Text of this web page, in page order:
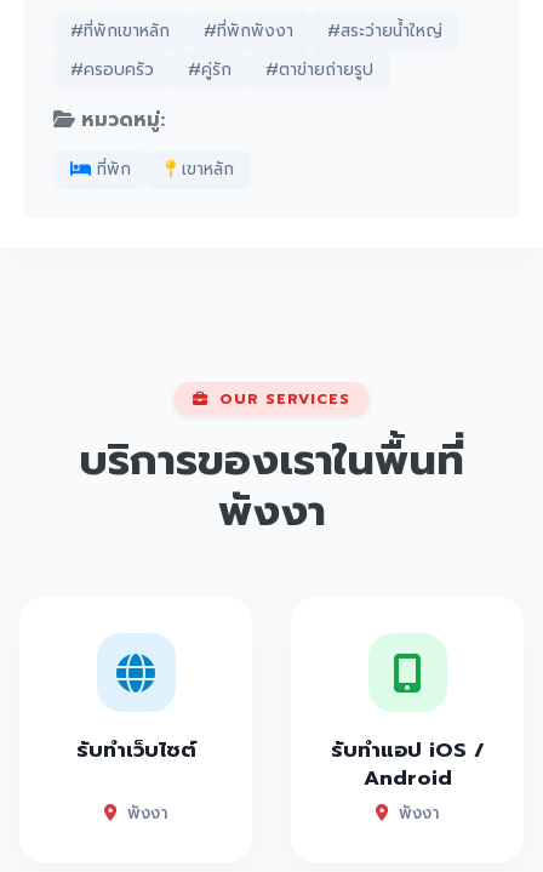
#ที่พักเขาหลัก #ที่พักพังงา
#สระว่ายน้ำใหญ่
#ครอบครัว
#คู่รัก #ตาข่ายถ่ายรูป
หมวดหมู่:
ที่พัก เขาหลัก
OUR SERVICES
บริการของเราในพื้นที่
พังงา
รับทำเว็บไซต์
พังงา
รับทำแอป iOS /
Android
พังงา